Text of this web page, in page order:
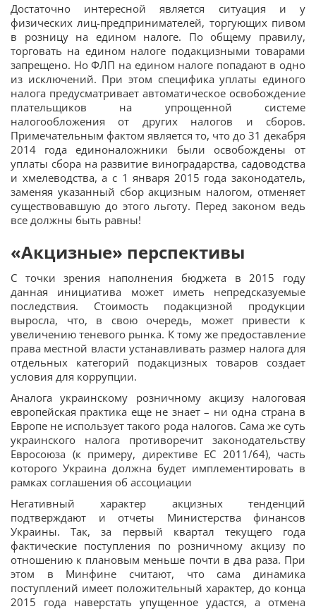
Достаточно интересной является ситуация и у
физических лиц-предпринимателей, торгующих пивом
в розницу на едином налоге. По общему правилу,
торговать на едином налоге подакцизными товарами
запрещено. Но ФЛП на едином налоге попадают в одно
из исключений. При этом специфика уплаты единого
налога предусматривает автоматическое освобождение
плательщиков на упрощенной системе
налогообложения от других налогов и сборов.
Примечательным фактом является то, что до 31 декабря
2014 года единоналожники были освобождены от
уплаты сбора на развитие виноградарства, садоводства
и хмелеводства, а с 1 января 2015 года законодатель,
заменяя указанный сбор акцизным налогом, отменяет
существовавшую до этого льготу. Перед законом ведь
все должны быть равны!
«Акцизные» перспективы
С точки зрения наполнения бюджета в 2015 году
данная инициатива может иметь непредсказуемые
последствия. Стоимость подакцизной продукции
выросла, что, в свою очередь, может привести к
увеличению теневого рынка. К тому же предоставление
права местной власти устанавливать размер налога для
отдельных категорий подакцизных товаров создает
условия для коррупции.
Аналога украинскому розничному акцизу налоговая
европейская практика еще не знает – ни одна страна в
Европе не использует такого рода налогов. Сама же суть
украинского налога противоречит законодательству
Евросоюза (к примеру, директиве ЕС 2011/64), часть
которого Украина должна будет имплементировать в
рамках соглашения об ассоциации
Негативный характер акцизных тенденций
подтверждают и отчеты Министерства финансов
Украины. Так, за первый квартал текущего года
фактические поступления по розничному акцизу по
отношению к плановым меньше почти в два раза. При
этом в Минфине считают, что сама динамика
поступлений имеет положительный характер, до конца
2015 года наверстать упущенное удастся, а отмена